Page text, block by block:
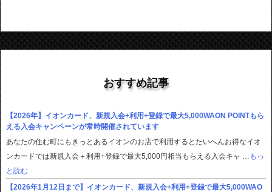
おすすめ記事
【2026年】イオンカード、新規入会+利用+登録で最大5,000WAON POINTもら
える入会キャンペーンが常時開催されています
あなたの住む町にもきっとあるイオンのお店で利用するとたいへんお得なイオ
ンカードでは新規入会＋利用+登録で最大5,000円相当もらえる入会キャ … もっ
と読む
【2026年1月12日まで】イオンカード、新規入会+利用+登録で最大5,000WAO